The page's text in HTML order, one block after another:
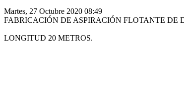
Martes, 27 Octubre 2020 08:49
FABRICACIÓN DE ASPIRACIÓN FLOTANTE
LONGITUD 20 METROS.